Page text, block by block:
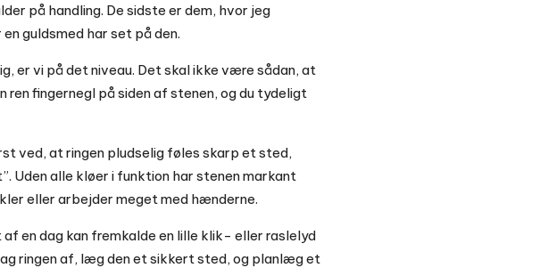
på handling. De sidste er dem, hvor jeg
guldsmed har set på den.
er vi på det niveau. Det skal ikke være sådan, at
ren fingernegl på siden af stenen, og du tydeligt
ved, at ringen pludselig føles skarp et sted,
Uden alle kløer i funktion har stenen markant
eller arbejder meget med hænderne.
en dag kan fremkalde en lille klik- eller raslelyd
ringen af, læg den et sikkert sted, og planlæg et